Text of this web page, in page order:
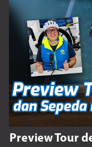
Preview Tour